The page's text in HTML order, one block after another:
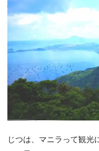
じつは、マニラって観光